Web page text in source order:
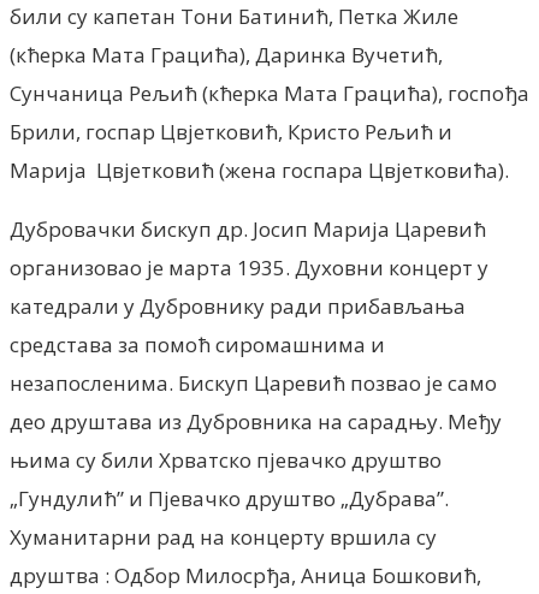
били су капетан Тони Батинић, Петка Жиле
(кћерка Мата Грацића), Даринка Вучетић,
Сунчаница Рељић (кћерка Мата Грацића), госпођа
Брили, госпар Цвјетковић, Кристо Рељић и
Марија Цвјетковић (жена госпара Цвјетковића).
Дубровачки бискуп др. Јосип Марија Царевић
организовао је марта 1935. Духовни концерт у
катедрали у Дубровнику ради прибављања
средстава за помоћ сиромашнима и
незапосленима. Бискуп Царевић позвао је само
део друштава из Дубровника на сарадњу. Међу
њима су били Хрватско пјевачко друштво
„Гундулић” и Пјевачко друштво „Дубрава”.
Хуманитарни рад на концерту вршила су
друштва : Одбор Милосрђа, Аница Бошковић,